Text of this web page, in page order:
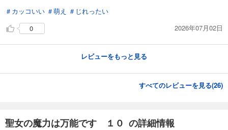
＃カッコいい ＃萌え ＃じれったい
0
2026年07月02日
レビューをもっと見る
すべてのレビューを見る(26)
聖女の魔力は万能です １０ の詳細情報